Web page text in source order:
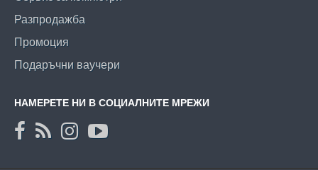
Разпродажба
Промоция
Подаръчни ваучери
НАМЕРЕТЕ НИ В СОЦИАЛНИТЕ МРЕЖИ